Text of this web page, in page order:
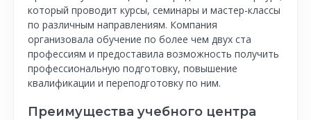
который проводит курсы, семинары и мастер-классы
по различным направлениям. Компания
организовала обучение по более чем двух ста
профессиям и предоставила возможность получить
профессиональную подготовку, повышение
квалификации и переподготовку по ним.
Преимущества учебного центра